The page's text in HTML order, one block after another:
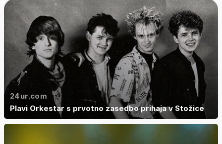
24ur.com
Plavi Orkestar s prvotno zasedbo prihaja v Stožice